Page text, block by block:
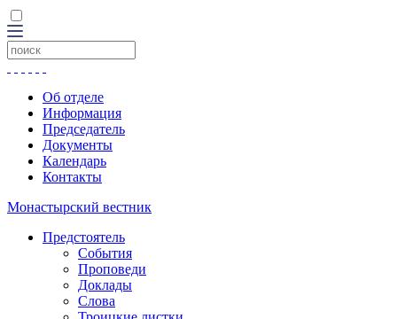
Об отделе
Информация
Председатель
Документы
Календарь
Контакты
Монастырский вестник
Предстоятель
События
Проповеди
Доклады
Слова